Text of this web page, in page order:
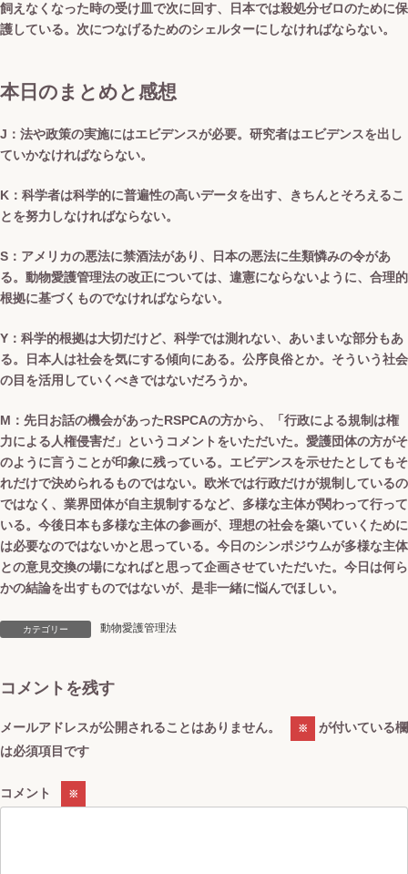
飼えなくなった時の受け皿で次に回す、日本では殺処分ゼロのために保
護している。次につなげるためのシェルターにしなければならない。
本日のまとめと感想
J：法や政策の実施にはエビデンスが必要。研究者はエビデンスを出し
ていかなければならない。
K：科学者は科学的に普遍性の高いデータを出す、きちんとそろえるこ
とを努力しなければならない。
S：アメリカの悪法に禁酒法があり、日本の悪法に生類憐みの令があ
る。動物愛護管理法の改正については、違憲にならないように、合理的
根拠に基づくものでなければならない。
Y：科学的根拠は大切だけど、科学では測れない、あいまいな部分もあ
る。日本人は社会を気にする傾向にある。公序良俗とか。そういう社会
の目を活用していくべきではないだろうか。
M：先日お話の機会があったRSPCAの方から、「行政による規制は権
力による人権侵害だ」というコメントをいただいた。愛護団体の方がそ
のように言うことが印象に残っている。エビデンスを示せたとしてもそ
れだけで決められるものではない。欧米では行政だけが規制しているの
ではなく、業界団体が自主規制するなど、多様な主体が関わって行って
いる。今後日本も多様な主体の参画が、理想の社会を築いていくために
は必要なのではないかと思っている。今日のシンポジウムが多様な主体
との意見交換の場になればと思って企画させていただいた。今日は何ら
かの結論を出すものではないが、是非一緒に悩んでほしい。
カテゴリー 動物愛護管理法
コメントを残す
メールアドレスが公開されることはありません。 ※
が付いている欄
は必須項目です
コメント ※